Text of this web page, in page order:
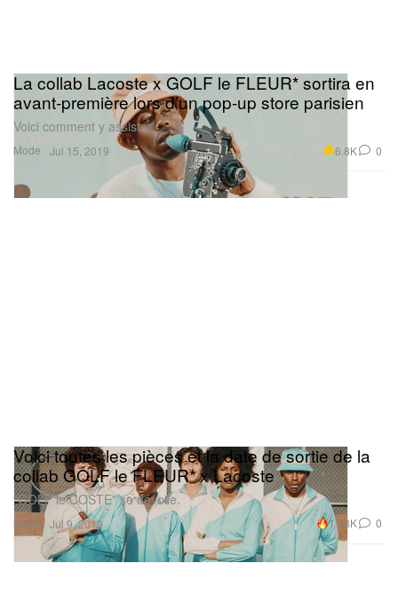
Mode
La collab Lacoste x GOLF le FLEUR* sortira en
avant-première lors d’un pop-up store parisien
Voici comment y assister.
Jul 15, 2019 6.8K 0
Mode
Voici toutes les pièces et la date de sortie de la
collab GOLF le FLEUR* x Lacoste
“GOLF le COSTE” se dévoile.
Jul 9, 2019 11.8K 0